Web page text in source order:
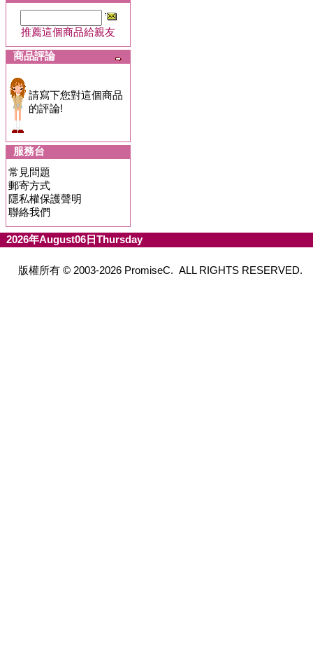
推薦這個商品給親友
商品評論
請寫下您對這個商品
的評論!
服務台
常見問題
郵寄方式
隱私權保護聲明
聯絡我們
2026年August06日Thursday
版權所有 © 2003-2026 PromiseC. ALL RIGHTS RESERVED.